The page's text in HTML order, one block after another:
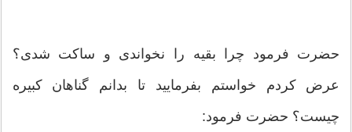
حضرت فرمود چرا بقیه را نخواندی و ساکت شدی؟
عرض کردم خواستم بفرمایید تا بدانم گناهان کبیره
چیست؟ حضرت فرمود: